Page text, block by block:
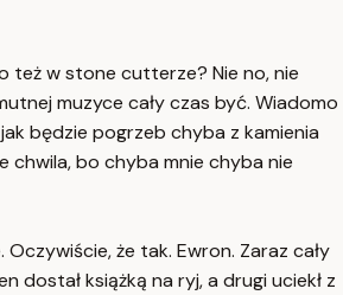
też w stone cutterze? Nie no, nie
muzyce cały czas być. Wiadomo
będzie pogrzeb chyba z kamienia
chwila, bo chyba mnie chyba nie
Oczywiście, że tak. Ewron. Zaraz cały
dostał książką na ryj, a drugi uciekł z